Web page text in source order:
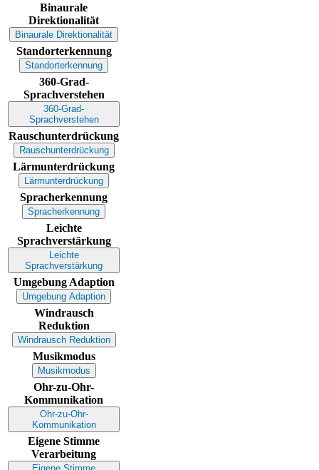
Binaurale
Direktionalität
Binaurale Direktionalität
Standorterkennung
Standorterkennung
360-Grad-
Sprachverstehen
360-Grad-
Sprachverstehen
Rauschunterdrückung
Rauschunterdrückung
Lärmunterdrückung
Lärmunterdrückung
Spracherkennung
Spracherkennung
Leichte
Sprachverstärkung
Leichte
Sprachverstärkung
Umgebung Adaption
Umgebung Adaption
Windrausch
Reduktion
Windrausch Reduktion
Musikmodus
Musikmodus
Ohr-zu-Ohr-
Kommunikation
Ohr-zu-Ohr-
Kommunikation
Eigene Stimme
Verarbeitung